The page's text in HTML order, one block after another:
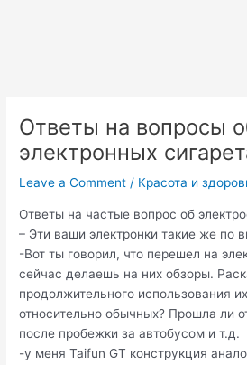
Ответы на вопросы
электронных
Leave a Comment / Красота и
Ответы на частые вопрос об
– Эти ваши электронки такие же по
-Вот ты говорил, что перешел на
сейчас делаешь на них обзоры.
продолжительного использования
относительно обычных? Прошла ли
после пробежки за автобусом и т.д.
-у меня Taifun GT конструкция